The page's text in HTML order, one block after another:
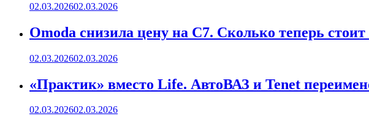
02.03.202602.03.2026
Omoda снизила цену на C7. Сколько теперь
02.03.202602.03.2026
«Практик» вместо Life. АвтоВАЗ и Tenet
02.03.202602.03.2026